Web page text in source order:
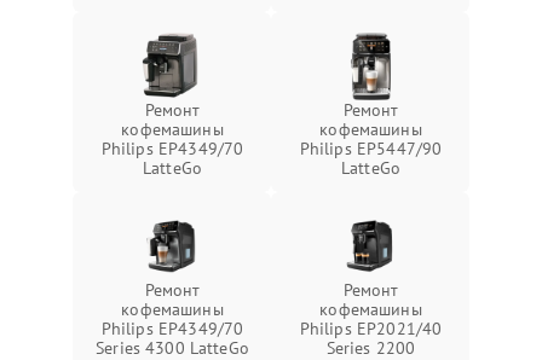
Ремонт
кофемашины
Philips EP4349/70
LatteGo
Ремонт
кофемашины
Philips EP5447/90
LatteGo
Ремонт
кофемашины
Philips EP4349/70
Series 4300 LatteGo
Ремонт
кофемашины
Philips EP2021/40
Series 2200